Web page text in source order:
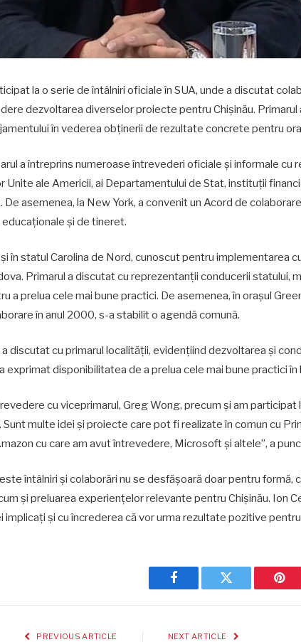
la o serie de întâlniri oficiale în SUA, unde a discutat
dezvoltarea diverselor proiecte pentru Chișinău.
în vederea obținerii de rezultate concrete pentru
a întreprins numeroase întrevederi oficiale și informale cu
Unite ale Americii, ai Departamentului de Stat, instituții
asemenea, la New York, a convenit un Acord de
și de tineret.
în statul Carolina de Nord, cunoscut pentru implementarea
Primarul a discutat cu reprezentanții conducerii statului,
a prelua cele mai bune practici. De asemenea, în orașul
în anul 2000, s-a stabilit o agendă comună.
a discutat cu primarul localității, evidențiind dezvoltarea și
exprimat disponibilitatea de a prelua cele mai bune practici în
cu viceprimarul, Greg Wong, precum și am participat
multe idei și proiecte care pot fi realizate în comun cu
cu care am avut întrevedere, Microsoft și altele”, a
întâlniri și colaborări nu se desfășoară doar pentru formă,
și preluarea experiențelor relevante pentru Chișinău. Ion
și cu încrederea că vor urma rezultate pozitive pentru
Facebook Twitter
PREVIOUS ARTICLE NEXT ARTICLE